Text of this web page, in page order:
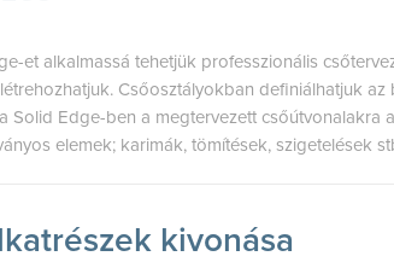
et alkalmassá tehetjük professzionális
Csőosztályokban definiálhatjuk
Solid Edge-ben a megtervezett csőútvonalakra
elemek; karimák, tömítések, szigetelések
kivonása